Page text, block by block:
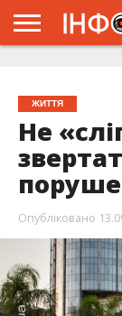
ЖИТТЯ
Не
Опубліковано